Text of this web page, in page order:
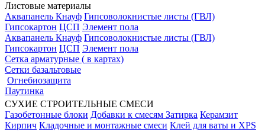
Листовые материалы
Аквапанель Кнауф Гипсоволокнистые листы (ГВЛ)
Гипсокартон ЦСП Элемент пола
Аквапанель Кнауф Гипсоволокнистые листы (ГВЛ)
Гипсокартон ЦСП Элемент пола
Сетка арматурные ( в картах)
Сетки базальтовые
Огнебиозащита
Паутинка
СУХИЕ СТРОИТЕЛЬНЫЕ СМЕСИ
Газобетонные блоки Добавки к смесям Затирка Керамзит
Кирпич Кладочные и монтажные смеси Клей для ваты и XPS